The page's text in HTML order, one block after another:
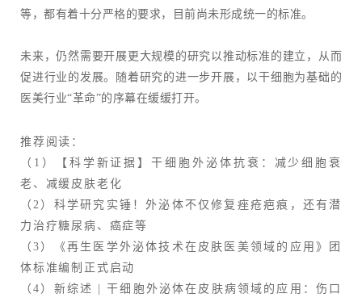
等，都有着十分严格的要求，目前尚未形成统一的标准。
未来，仍然需要开展更大规模的研究以推动标准的建立，从而
促进行业的发展。随着研究的进一步开展，以干细胞为基础的
医美行业“革命”的序幕在缓缓打开。
推荐阅读：
（1）
【科学新证据】干细胞外泌体抗衰：减少细胞衰
老、减缓皮肤老化
（2） 科学研究实锤！外泌体不仅修复痤疮疤痕，还有潜
力治疗糖尿病、癌症等
（3）
《再生医学外泌体技术在皮肤医美领域的应用》团
体标准编制正式启动
（4） 新综述 | 干细胞外泌体在皮肤病领域的应用：伤口